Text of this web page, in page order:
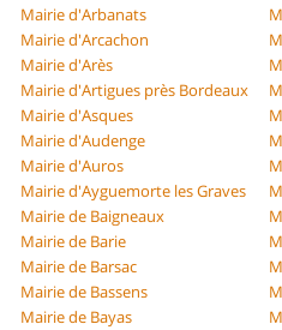
Mairie d'Arbanats
Mairie d'Arcachon
Mairie d'Arès
Mairie d'Artigues près Bordeaux
Mairie d'Asques
Mairie d'Audenge
Mairie d'Auros
Mairie d'Ayguemorte les Graves
Mairie de Baigneaux
Mairie de Barie
Mairie de Barsac
Mairie de Bassens
Mairie de Bayas